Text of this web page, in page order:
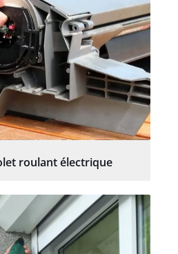
roulant électrique